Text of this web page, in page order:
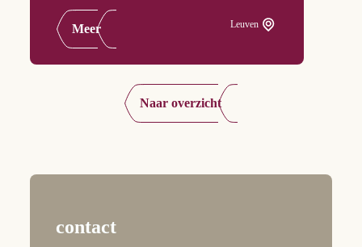
Meer Leuven
Naar overzicht
contact